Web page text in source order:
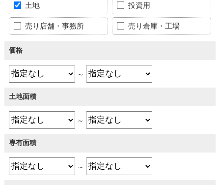
土地 投資用
売り店舗・事務所 売り倉庫・工場
価格
～
土地面積
～
専有面積
～